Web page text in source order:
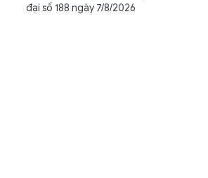
đại số 188 ngày 7/8/2026